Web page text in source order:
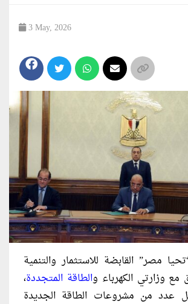
3 May, 2026
مصر” القابضة للاستثمار والتنمية
مع وزارتي الكهرباء والطاقة المتجددة،
عدد من مشروعات الطاقة الجديدة